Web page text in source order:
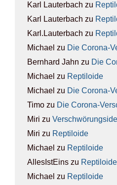
Karl Lauterbach zu
Karl Lauterbach zu
Karl.Lauterbach zu
Michael zu Die Coro­na-
Bernhard Jahn zu Die
Michael zu Rep­ti­lo­ide
Michael zu Die Coro­na-
Timo zu Die Coro­na-
Miri zu
Miri zu Rep­ti­lo­ide
Michael zu Rep­ti­lo­ide
AllesIstEins zu Rep­ti­lo­ide
Michael zu Rep­ti­lo­ide